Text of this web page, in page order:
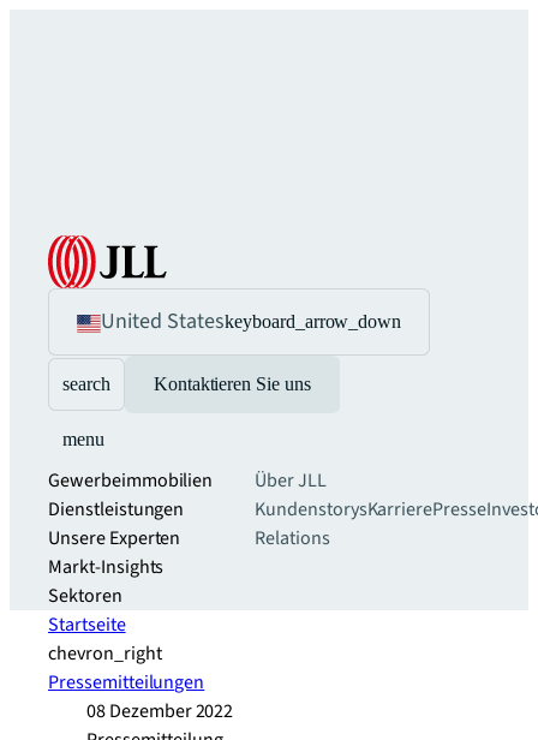
United Stateskeyboard_arrow_down
search Kontaktieren Sie uns
menu
Gewerbeimmobilien
Dienstleistungen
Unsere Experten
Markt-Insights
Sektoren​
Über JLL
KundenstorysKarrierePresse
Relations
Startseite
chevron_right
Pressemitteilungen
08 Dezember 2022